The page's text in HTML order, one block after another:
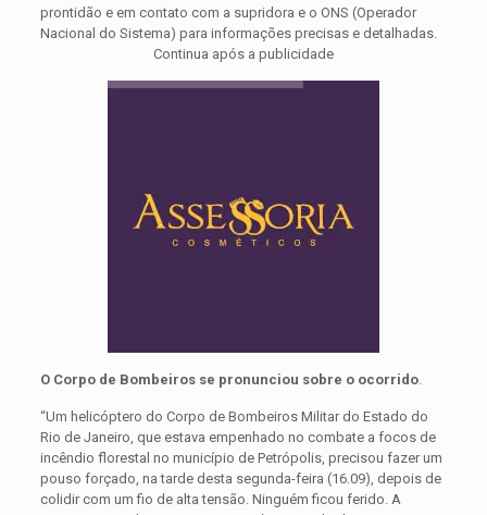
prontidão e em contato com a supridora e o ONS (Operador
Nacional do Sistema) para informações precisas e detalhadas.
Continua após a publicidade
O Corpo de Bombeiros se pronunciou sobre o ocorrido.
“Um helicóptero do Corpo de Bombeiros Militar do Estado do
Rio de Janeiro, que estava empenhado no combate a focos de
incêndio florestal no município de Petrópolis, precisou fazer um
pouso forçado, na tarde desta segunda-feira (16.09), depois de
colidir com um fio de alta tensão. Ninguém ficou ferido. A